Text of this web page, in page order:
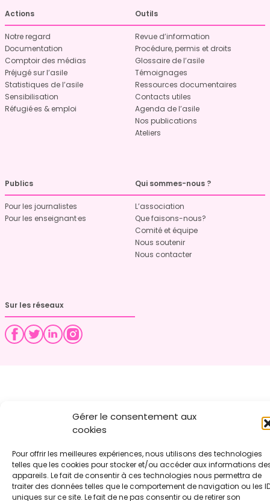
Gérer le consentement aux
cookies
Pour offrir les meilleures expériences, nous utilisons des technologies
telles que les cookies pour stocker et/ou accéder aux informations
appareils. Le fait de consentir à ces technologies nous permettra de
traiter des données telles que le comportement de navigation ou les
uniques sur ce site. Le fait de ne pas consentir ou de retirer son
Actions
Notre regard
Documentation
Comptoir des médias
Préjugé sur l’asile
Statistiques de l’asile
Sensibilisation
Réfugié·es & emploi
Outils
Revue d’information
Procédure, permis et droits
Glossaire de l’asile
Témoignages
Ressources documentaires
Contacts utiles
Agenda de l’asile
Nos publications
Ateliers
Publics
Pour les journalistes
Pour les enseignant·es
Qui sommes-nous ?
L’association
Que faisons-nous?
Comité et équipe
Nous soutenir
Nous contacter
Sur les réseaux